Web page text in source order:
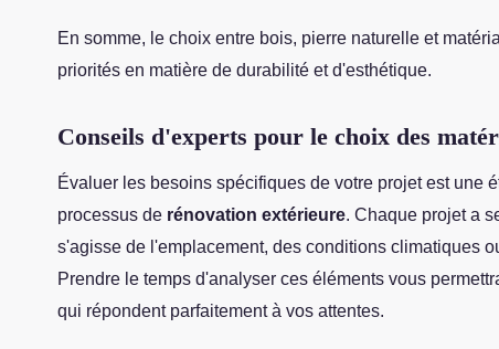
En somme, le choix entre bois, pierre naturelle et
priorités en matière de durabilité et d'esthétique.
Conseils d'experts pour le choix des
Évaluer les besoins spécifiques de votre projet est une
processus de rénovation extérieure. Chaque projet a
s'agisse de l'emplacement, des conditions climatiques
Prendre le temps d'analyser ces éléments vous
qui répondent parfaitement à vos attentes.